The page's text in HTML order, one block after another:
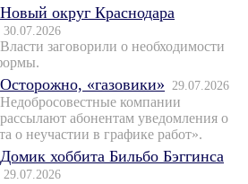
Новый округ Краснодара
30.07.2026
Власти заговорили о необходимости
Осторожно, «газовики» 29.07.2026
Недобросовестные компании
рассылают абонентам уведомления о
о неучастии в графике работ».
Домик хоббита Бильбо Бэггинса
29.07.2026